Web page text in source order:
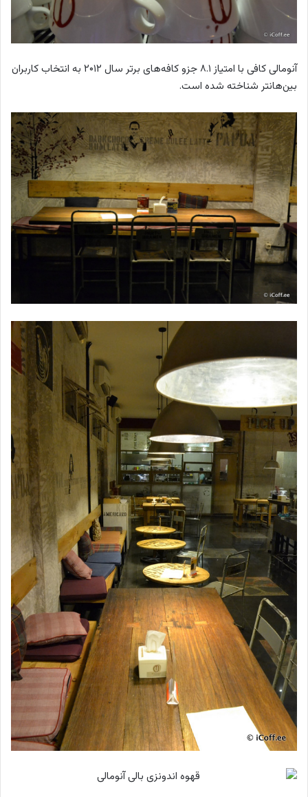
آنومالی کافی با امتیاز ۸.۱ جزو کافه‌های برتر سال ۲۰۱۲ به انتخاب کاربران
بین‌هانتر شناخته شده است.